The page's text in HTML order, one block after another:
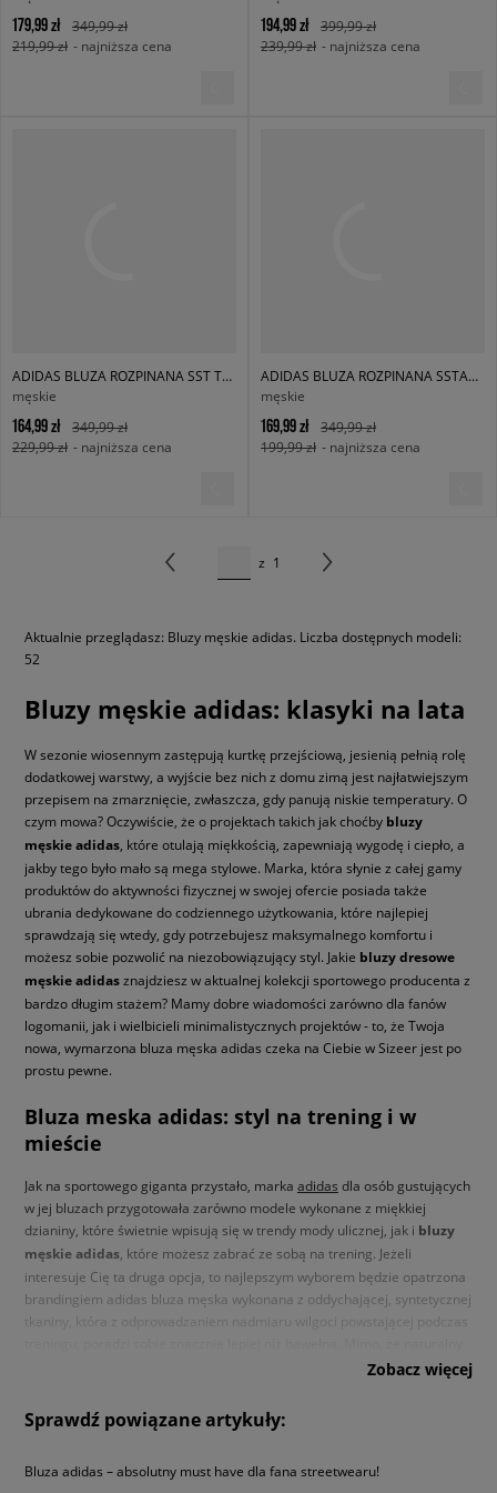
179,99 zł
349,99 zł
219,99 zł - najniższa cena
194,99 zł
399,99 zł
239,99 zł - najniższa cena
ADIDAS BLUZA ROZPINANA SST TT ADICOLOR
męskie
164,99 zł
349,99 zł
229,99 zł - najniższa cena
ADIDAS BLUZA ROZPINANA SSTAR TT BLUE
męskie
169,99 zł
349,99 zł
199,99 zł - najniższa cena
z 1
Aktualnie przeglądasz: Bluzy męskie adidas. Liczba dostępnych modeli:
52
Bluzy męskie adidas: klasyki na lata
W sezonie wiosennym zastępują kurtkę przejściową, jesienią pełnią rolę
dodatkowej warstwy, a wyjście bez nich z domu zimą jest najłatwiejszym
przepisem na zmarznięcie, zwłaszcza, gdy panują niskie temperatury. O
czym mowa? Oczywiście, że o projektach takich jak choćby bluzy
męskie adidas , które otulają miękkością, zapewniają wygodę i ciepło, a
jakby tego było mało są mega stylowe. Marka, która słynie z całej gamy
produktów do aktywności fizycznej w swojej ofercie posiada także
ubrania dedykowane do codziennego użytkowania, które najlepiej
sprawdzają się wtedy, gdy potrzebujesz maksymalnego komfortu i
możesz sobie pozwolić na niezobowiązujący styl. Jakie bluzy dresowe
męskie adidasznajdziesz w aktualnej kolekcji sportowego producenta z
bardzo długim stażem? Mamy dobre wiadomości zarówno dla fanów
logomanii, jak i wielbicieli minimalistycznych projektów - to, że Twoja
nowa, wymarzona bluza męska adidas czeka na Ciebie w Sizeer jest po
prostu pewne.
Bluza meska adidas: styl na trening i w
mieście
Jak na sportowego giganta przystało, marka adidas dla osób gustujących
w jej bluzach przygotowała zarówno modele wykonane z miękkiej
dzianiny, które świetnie wpisują się w trendy mody ulicznej, jak i bluzy
męskie adidas , które możesz zabrać ze sobą na trening. Jeżeli
interesuje Cię ta druga opcja, to najlepszym wyborem będzie opatrzona
brandingiem adidas bluza męska wykonana z oddychającej, syntetycznej
tkaniny, która z odprowadzaniem nadmiaru wilgoci powstającej podczas
materiał (z jakiego wykonana jest np. męska bluza adidas bez kaptura
pot niczym gąbka, dlatego też lepszym wyborem dla aktywnych będzie
sportowa bluza adidas dla mężczyzn. Choćby jeden z rozpinanych
Zobacz więcej
Sprawdź powiązane artykuły:
Bluza adidas – absolutny must have dla fana streetwearu!